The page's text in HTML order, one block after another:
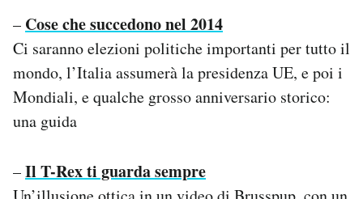
– Cose che succedono nel 2014
Ci saranno elezioni politiche importanti per tutto il
mondo, l’Italia assumerà la presidenza UE, e poi i
Mondiali, e qualche grosso anniversario storico:
una guida
–Il T-Rex ti guarda sempre